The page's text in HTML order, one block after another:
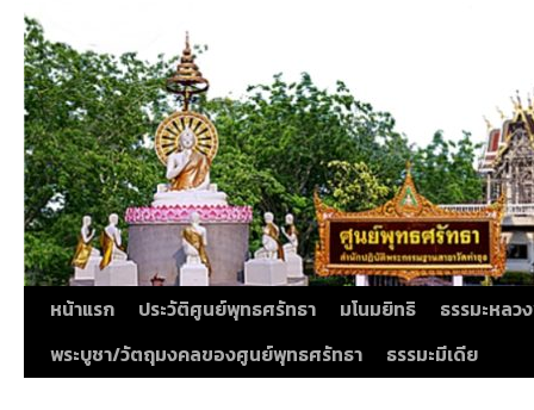
หน้าแรก ประวัติศูนย์พุทธศรัทธา มโนมยิทธิ
ธรรมะหลว
พระบูชา/วัตถุมงคลของศูนย์พุทธศรัทธา
ธรรมะมีเดีย